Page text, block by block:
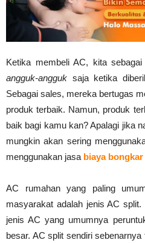
Ketika membeli AC, kita
angguk-angguk saja ketika
Sebagai sales, mereka bertugas
produk terbaik. Namun, produk
baik bagi kamu kan? Apalagi jika
mungkin akan sering
menggunakan jasa biaya
AC rumahan yang paling
masyarakat adalah jenis AC
jenis AC yang umumnya
besar. AC split sendiri